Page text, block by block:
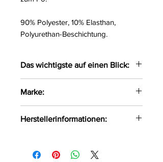
90% Polyester, 10% Elasthan,
Polyurethan-Beschichtung.
Das wichtigste auf einen Blick:
2-Wege-Zip vom Kragen bis
zum Po
Elastisch für hohen
Marke:
Herstellerinformationen:
DE-24933 Flensburg